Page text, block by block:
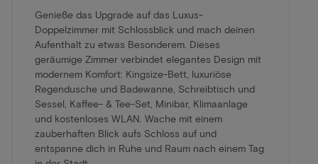
Genieße das Upgrade auf das Luxus-
Doppelzimmer mit Schlossblick und mach deinen
Aufenthalt zu etwas Besonderem. Dieses
geräumige Zimmer verbindet elegantes Design mit
modernem Komfort: Kingsize-Bett, luxuriöse
Regendusche und Badewanne, Schreibtisch und
Sessel, Kaffee- & Tee-Set, Minibar, Klimaanlage
und kostenloses WLAN. Wache mit einem
zauberhaften Blick aufs Schloss auf und
entspanne dich in Ruhe und Raum nach einem Tag